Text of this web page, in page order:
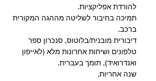
להורדת אפליקציות.
‏תמיכה בחיבור לשליטה מההגה המקורית
ברכב.
‏דיבורית מובנית/בלוטוס, ‏סנכרון ספר
טלפונים ושיחות אחרונות מלא (לאייפון
ואנדרואיד), תומך בעברית.
שנה אחריות.